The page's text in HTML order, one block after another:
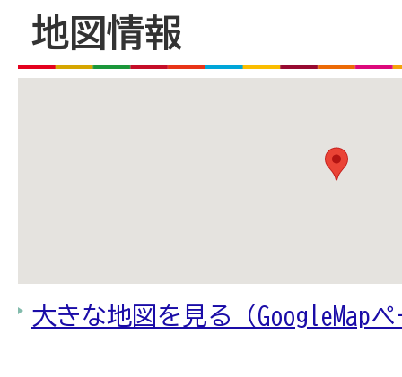
地図情報
大きな地図を見る（GoogleMap